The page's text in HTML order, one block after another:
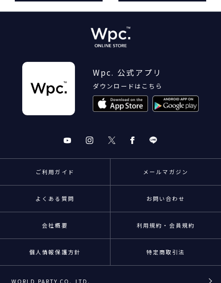
Wpc. 公式アプリ
ダウンロードはこちら
ご利用ガイド メールマガジン
よくある質問 お問い合わせ
会社概要 利用規約・会員規約
個人情報保護方針 特定商取引法
WORLD PARTY CO.,LTD.